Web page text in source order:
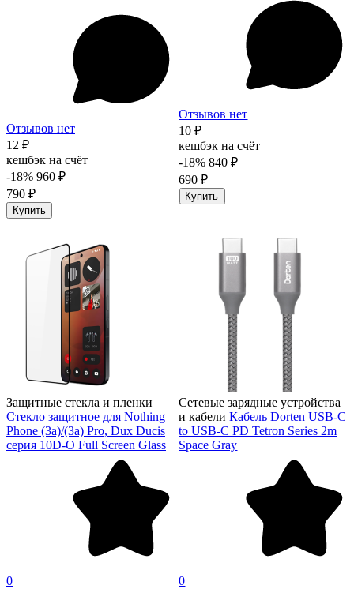
Отзывов нет
12 ₽
кешбэк на счёт
-18% 960 ₽
790 ₽
Купить
Отзывов нет
10 ₽
кешбэк на счёт
-18% 840 ₽
690 ₽
Купить
Защитные стекла и пленки
Стекло защитное для Nothing
Phone (3a)/(3a) Pro, Dux Ducis
серия 10D-O Full Screen Glass
0
Сетевые зарядные устройства
и кабели Кабель Dorten USB-C
to USB-C PD Tetron Series 2m
Space Gray
0